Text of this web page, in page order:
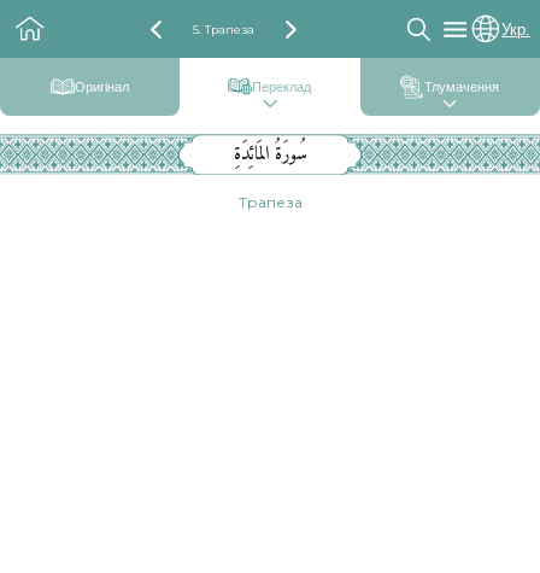
5. Трапеза Укр.
Оригінал Переклад Тлумачення
سُورَةُ المَائِدَةِ
Трапеза